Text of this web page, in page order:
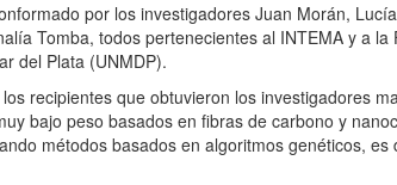
por los investigadores Juan Morán,
Tomba, todos pertenecientes al INTEMA y a
del Plata (UNMDP).
recipientes que obtuvieron los investigadores
bajo peso basados en fibras de carbono y
métodos basados en algoritmos genéticos,